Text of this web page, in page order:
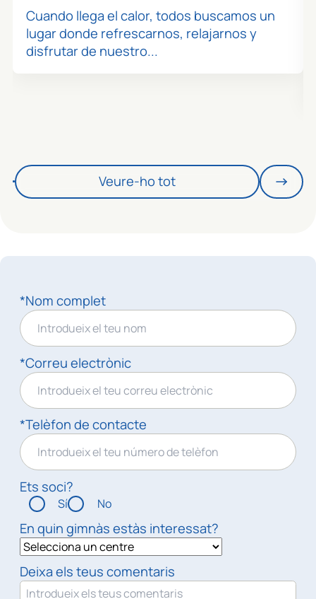
Cuando llega el calor, todos buscamos un
lugar donde refrescarnos, relajarnos y
disfrutar de nuestro...
Veure-ho tot
*Nom complet
*Correu electrònic
*Telèfon de contacte
Ets soci?
Sí No
En quin gimnàs estàs interessat?
Deixa els teus comentaris